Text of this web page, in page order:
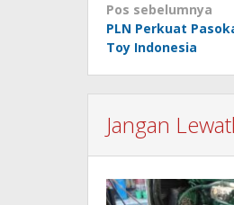
Navigasi
pos
Pos sebelumnya
PLN Perkuat
Toy Indonesia
Jangan